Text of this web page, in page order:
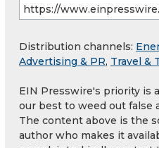
Distribution channels:
Advertising & PR, Travel &
EIN Presswire's priority is
our best to weed out false
The content above is the
author who makes it